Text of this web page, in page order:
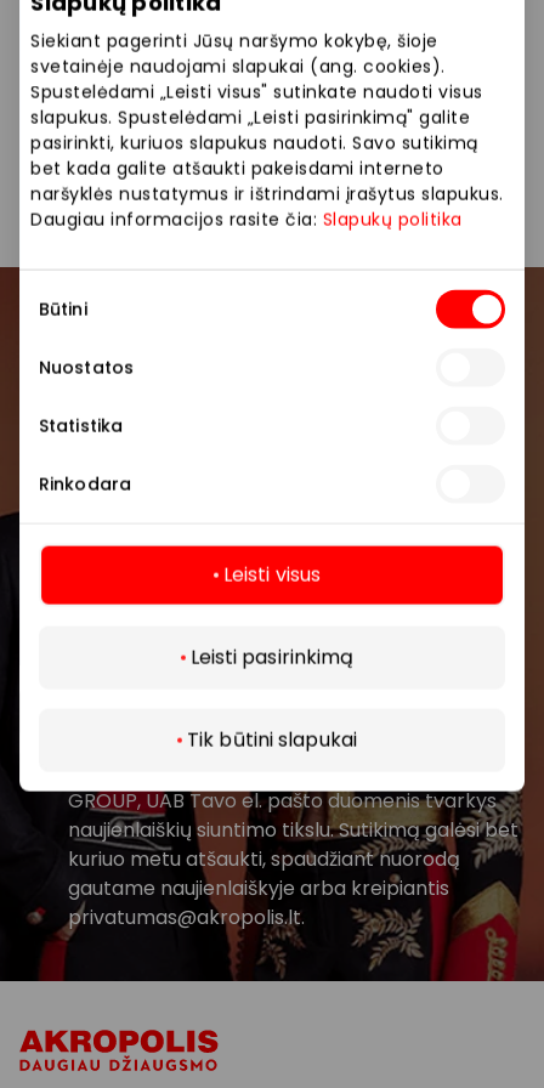
Siekiant pagerinti Jūsų naršymo kokybę, šioje
svetainėje naudojami slapukai (ang. cookies).
Spustelėdami „Leisti visus" sutinkate naudoti visus
slapukus. Spustelėdami „Leisti pasirinkimą" galite
pasirinkti, kuriuos slapukus naudoti. Savo sutikimą
bet kada galite atšaukti pakeisdami interneto
naršyklės nustatymus ir ištrindami įrašytus slapukus.
Daugiau informacijos rasite čia: Slapukų politika
pasirinkimas
Būtini
Nuostatos
Statistika
Rinkodara
Leisti visus
Leisti pasirinkimą
Tik būtini slapukai
patiekalai, blynai, cepelinai, sriubos, dienos pietūs.
Dienos pietūs Restoranai
Restoranai ir kavinės
Pirmieji sužinokite apie geriausius pasiūlymus,
Prenumeruoti
Spustelėdamas „Prenumeruoti“ sutinki gauti
GROUP, UAB Tavo el. pašto duomenis tvarkys
naujienlaiškių siuntimo tikslu. Sutikimą galėsi bet
kuriuo metu atšaukti, spaudžiant nuorodą
gautame naujienlaiškyje arba kreipiantis
privatumas@akropolis.lt.
Daugiau